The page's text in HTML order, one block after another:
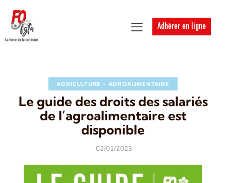
Adhérer en ligne
AGRICULTURE - AGROALIMENTAIRE
Le guide des droits des salariés
de l’agroalimentaire est
disponible
02/01/2023